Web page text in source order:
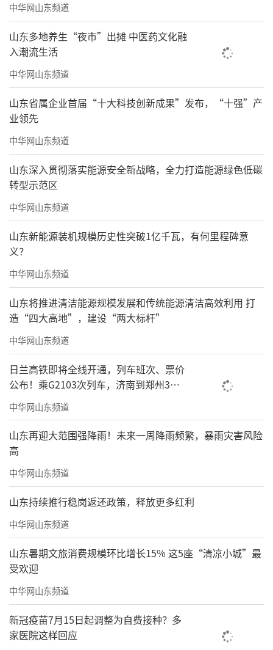
中华网山东频道
山东多地养生“夜市”出摊 中医药文化融
入潮流生活
中华网山东频道
山东省属企业首届“十大科技创新成果”发布，“十强”产
业领先
中华网山东频道
山东深入贯彻落实能源安全新战略，全力打造能源绿色低碳
转型示范区
中华网山东频道
山东新能源装机规模历史性突破1亿千瓦，有何里程碑意
义？
中华网山东频道
山东将推进清洁能源规模发展和传统能源清洁高效利用 打
造“四大高地”，建设“两大标杆”
中华网山东频道
日兰高铁即将全线开通，列车班次、票价
公布！乘G2103次列车，济南到郑州3小
时到达
中华网山东频道
山东再迎大范围强降雨！未来一周降雨频繁，暴雨灾害风险
高
中华网山东频道
山东持续推行稳岗返还政策，释放更多红利
中华网山东频道
山东暑期文旅消费规模环比增长15% 这5座“清凉小城”最
受欢迎
中华网山东频道
新冠疫苗7月15日起调整为自费接种？多
家医院这样回应